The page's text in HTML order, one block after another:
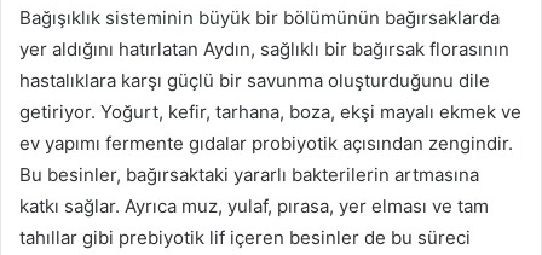
Bağışıklık sisteminin büyük bir bölümünün bağırsaklarda
yer aldığını hatırlatan Aydın, sağlıklı bir bağırsak florasının
hastalıklara karşı güçlü bir savunma oluşturduğunu dile
getiriyor. Yoğurt, kefir, tarhana, boza, ekşi mayalı ekmek ve
ev yapımı fermente gıdalar probiyotik açısından zengindir.
Bu besinler, bağırsaktaki yararlı bakterilerin artmasına
katkı sağlar. Ayrıca muz, yulaf, pırasa, yer elması ve tam
tahıllar gibi prebiyotik lif içeren besinler de bu süreci